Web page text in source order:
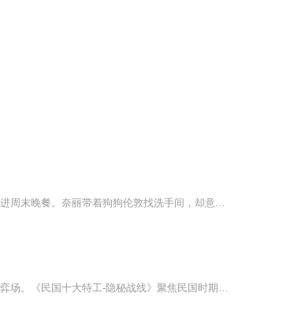
在一个秋天的夜晚，奈丽一家接到汉尼拔爷爷邀请，到他的城堡去共进周末晚餐。奈丽带着狗狗伦敦找洗手间，却意外走进了一间特别教室，见到戴圆眼镜的小老太太列娜-斯列娃。在她的引导下，奈丽通过了特工学院的入学测试——智斗吸血鬼。吸血鬼竟然也会牙痛？...
民国乱世，暗流涌动，看不见的隐秘战线，是比正面战场更凶险的博弈场。《民国十大特工-隐秘战线》聚焦民国时期十位极具传奇色彩的王牌特工，跨越国共、军统、汪伪多方势力，还原谍战帷幕下的生死博弈与无名传奇。本书跳出脸谱化叙事，既解读戴笠、毛人凤等...